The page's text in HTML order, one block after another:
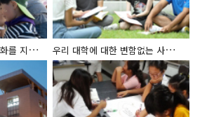
전
북대학교의 새로운 변화를 지켜봐주시고 응원해주시기 바랍니다. 우
리 대학에 대한 변함없는 사랑과 성원에 깊이 감사드립니다.여러분의 관심은 변화‧발전하는